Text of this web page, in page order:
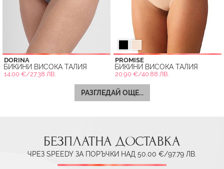
DORINA
БИКИНИ ВИСОКА ТАЛИЯ
14.00 €/27.38 ЛВ.
PROMISE
БИКИНИ ВИСОКА ТАЛИЯ
20.90 €/40.88 ЛВ.
РАЗГЛЕДАЙ ОЩЕ...
БЕЗПЛАТНА ДОСТАВКА
ЧРЕЗ SPEEDY ЗА ПОРЪЧКИ НАД 50.00 €/97.79 ЛВ.